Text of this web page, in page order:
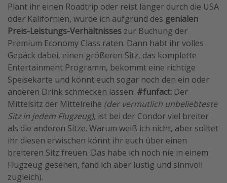
Plant ihr einen Roadtrip oder reist länger durch die USA
oder Kalifornien, würde ich aufgrund des genialen
Preis-Leistungs-Verhältnisses zur Buchung der
Premium Economy Class raten. Dann habt ihr volles
Gepäck dabei, einen größeren Sitz, das komplette
Entertainment Programm, bekommt eine richtige
Speisekarte und könnt euch sogar noch den ein oder
anderen Drink schmecken lassen. #funfact: Der
Mittelsitz der Mittelreihe (der vermutlich unbeliebteste
Sitz in jedem Flugzeug), ist bei der Condor viel breiter
als die anderen Sitze. Warum weiß ich nicht, aber solltet
ihr diesen erwischen könnt ihr euch über einen
breiteren Sitz freuen. Das habe ich noch nie in einem
Flugzeug gesehen, fand ich aber lustig und sinnvoll
zugleich).